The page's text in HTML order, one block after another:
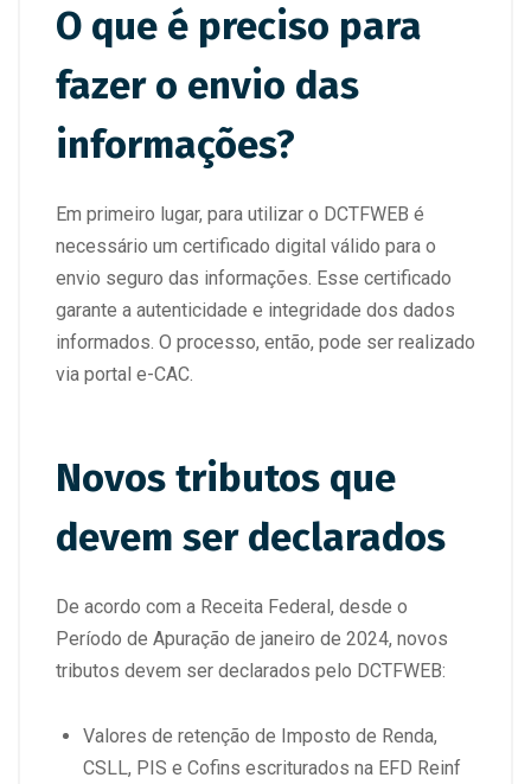
O que é preciso para
fazer o envio das
informações?
Em primeiro lugar, para utilizar o DCTFWEB é
necessário um certificado digital válido para o
envio seguro das informações. Esse certificado
garante a autenticidade e integridade dos dados
informados. O processo, então, pode ser realizado
via portal e-CAC.
Novos tributos que
devem ser declarados
De acordo com a Receita Federal, desde o
Período de Apuração de janeiro de 2024, novos
tributos devem ser declarados pelo DCTFWEB:
Valores de retenção de Imposto de Renda,
CSLL, PIS e Cofins escriturados na EFD Reinf